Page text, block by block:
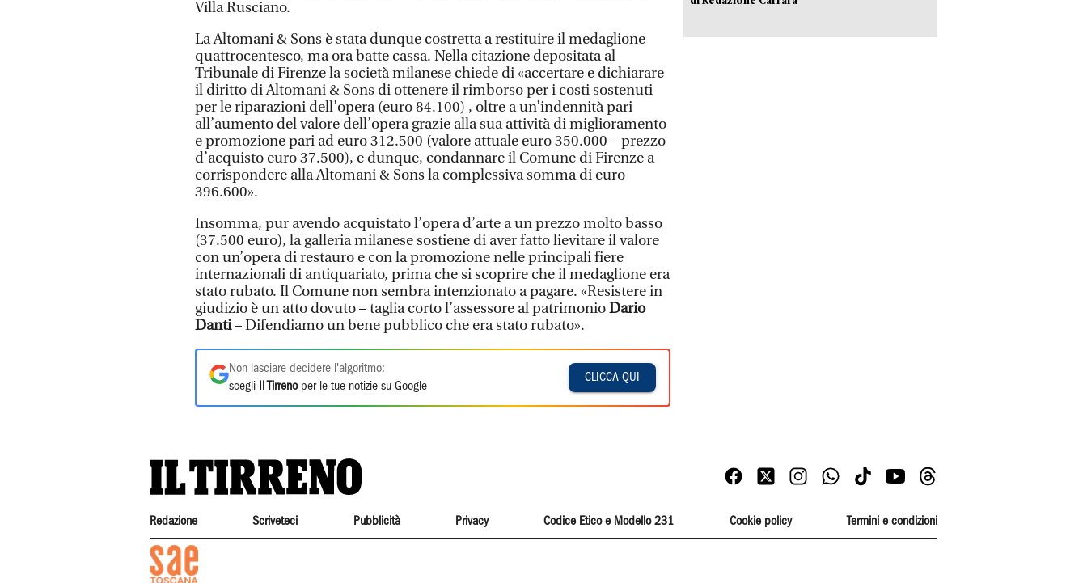
Villa Rusciano.
La Altomani & Sons è stata dunque costretta a restituire il medaglione
quattrocentesco, ma ora batte cassa. Nella citazione depositata al
Tribunale di Firenze la società milanese chiede di «accertare e dichiarare
il diritto di Altomani & Sons di ottenere il rimborso per i costi sostenuti
per le riparazioni dell’opera (euro 84.100) , oltre a un’indennità pari
all’aumento del valore dell’opera grazie alla sua attività di miglioramento
e promozione pari ad euro 312.500 (valore attuale euro 350.000 – prezzo
d’acquisto euro 37.500), e dunque, condannare il Comune di Firenze a
corrispondere alla Altomani & Sons la complessiva somma di euro
396.600».
Insomma, pur avendo acquistato l’opera d’arte a un prezzo molto basso
(37.500 euro), la galleria milanese sostiene di aver fatto lievitare il valore
con un’opera di restauro e con la promozione nelle principali fiere
internazionali di antiquariato, prima che si scoprire che il medaglione era
stato rubato. Il Comune non sembra intenzionato a pagare. «Resistere in
giudizio è un atto dovuto – taglia corto l’assessore al patrimonioDario
Danti– Difendiamo un bene pubblico che era stato rubato».
Non lasciare decidere l'algoritmo:
scegli
Il Tirrenoper le tue notizie su Google
CLICCA QUI
Redazione Scriveteci Pubblicità Privacy Codice Etico e Modello 231 Cookie policy Termini e condizioni